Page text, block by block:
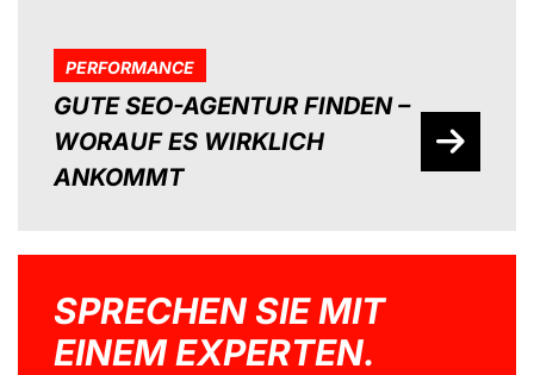
PERFORMANCE
GUTE SEO-AGENTUR FINDEN –
WORAUF ES WIRKLICH
ANKOMMT
SPRECHEN SIE MIT
EINEM EXPERTEN.